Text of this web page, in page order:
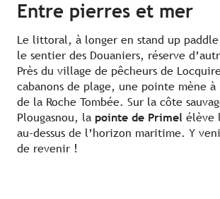
Entre pierres et mer
Le littoral, à longer en stand up
le sentier des Douaniers, réserve
Près du village de pêcheurs de
cabanons de plage, une pointe mène
de la Roche Tombée. Sur la côte
Plougasnou, la pointe de Primel élève
au-dessus de l’horizon maritime. Y
de revenir !